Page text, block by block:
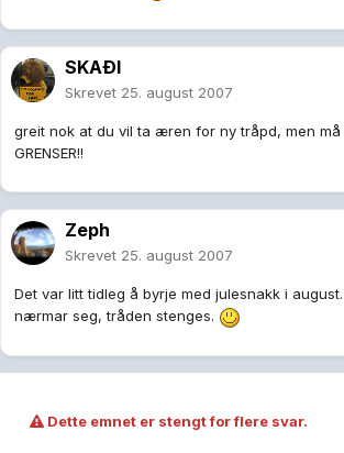
SKAÐI
Skrevet 25. august 2007
greit nok at du vil ta æren for ny tråpd, men må
GRENSER!!
Zeph
Skrevet 25. august 2007
Det var litt tidleg å byrje med julesnakk i
nærmar seg, tråden stenges.
Dette emnet er stengt for flere svar.